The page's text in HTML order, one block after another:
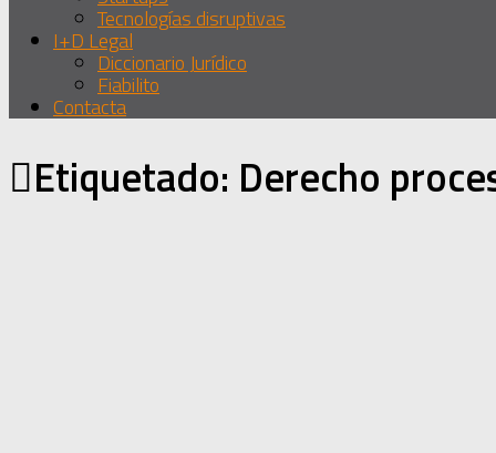
Tecnologías disruptivas
I+D Legal
Diccionario Jurídico
Fiabilito
Contacta
Etiquetado: Derecho